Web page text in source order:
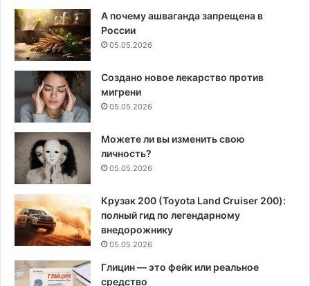
А почему ашваганда запрещена в
России
05.05.2026
Создано новое лекарство против
мигрени
05.05.2026
Можете ли вы изменить свою
личность?
05.05.2026
Крузак 200 (Toyota Land Cruiser 200):
полный гид по легендарному
внедорожнику
05.05.2026
Глицин — это фейк или реальное
средство